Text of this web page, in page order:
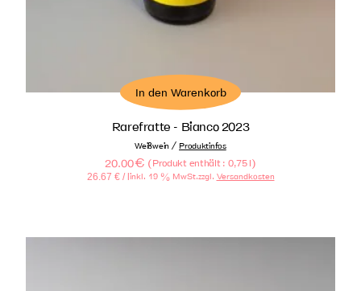
In den Warenkorb
Rarefratte - Bianco 2023
Weißwein / Produktinfos
20.00€ (Produkt enthält : 0,75 l)
26.67 € / l inkl. 19 % MwSt.zzgl. Versandkosten